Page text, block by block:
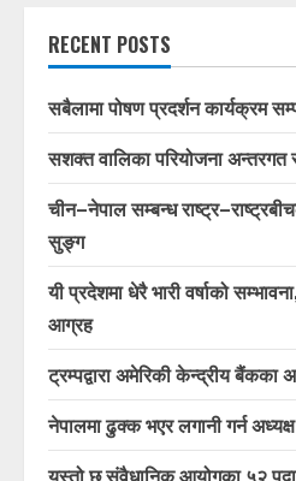
RECENT POSTS
सबैलामा पोषण प्रदर्शन कार्यक्रम
सशक्त वालिका परियोजना
चीन–नेपाल सम्बन्ध
सुङ्ग
यी प्रदेशमा धेरै भारी वर्षाको
आग्रह
ट्रम्पद्वारा अमेरिकी केन्द्रीय बैंकका
नेपालमा ढुक्क भएर लगानी गर्न
यस्तो छ संवैधानिक आयोगका ५२